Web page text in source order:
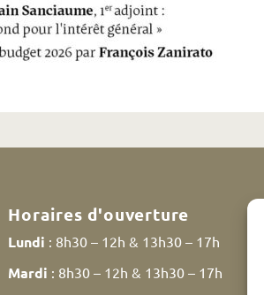
Horaires d'ouverture
Lundi : 8h30 – 12h & 13h30 – 17h
Mardi : 8h30 – 12h & 13h30 – 17h